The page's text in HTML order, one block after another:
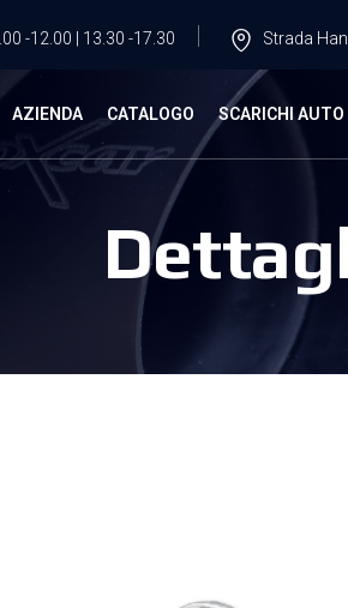
-12.00 | 13.30 -17.30 Strada
AZIENDA CATALOGO SCARICHI AUTO